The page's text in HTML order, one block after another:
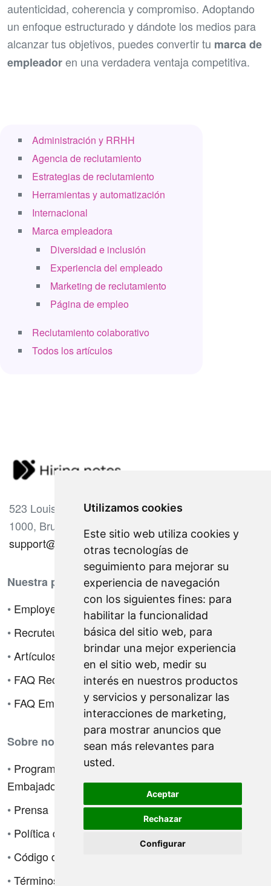
Utilizamos cookies
Este sitio web utiliza cookies y
otras tecnologías de
seguimiento para mejorar su
experiencia de navegación
con los siguientes fines: para
habilitar la funcionalidad
básica del sitio web, para
brindar una mejor experiencia
en el sitio web, medir su
interés en nuestros productos
y servicios y personalizar las
interacciones de marketing,
para mostrar anuncios que
sean más relevantes para
usted.
Aceptar
Rechazar
Configurar
Administración y RRHH
Agencia de reclutamiento
Estrategias de reclutamiento
Herramientas y automatización
Internacional
Marca empleadora
Diversidad e inclusión
Experiencia del empleado
Marketing de reclutamiento
Página de empleo
Reclutamiento colaborativo
Todos los artículos
autenticidad, coherencia y compromiso. Adoptando
un enfoque estructurado y dándote los medios para
alcanzar tus objetivos, puedes convertir tu marca de
empleadoren una verdadera ventaja competitiva.
523 Louise Avenue
1000, Brussels, Belgium.
support@hiringnotes.com
Nuestra plataforma
• Employeur
• Recruteur
•Artículos
• FAQ Reclutadores
• FAQ Empleadores
Cómo funciona?
•Cómo funciona para
los gerentes de
contratación
•How it works for
recruiters
Sobre nosotros
• Programa de
Embajadores
• Prensa
• Política de privacidad
• Código de ética
•Términos de venta